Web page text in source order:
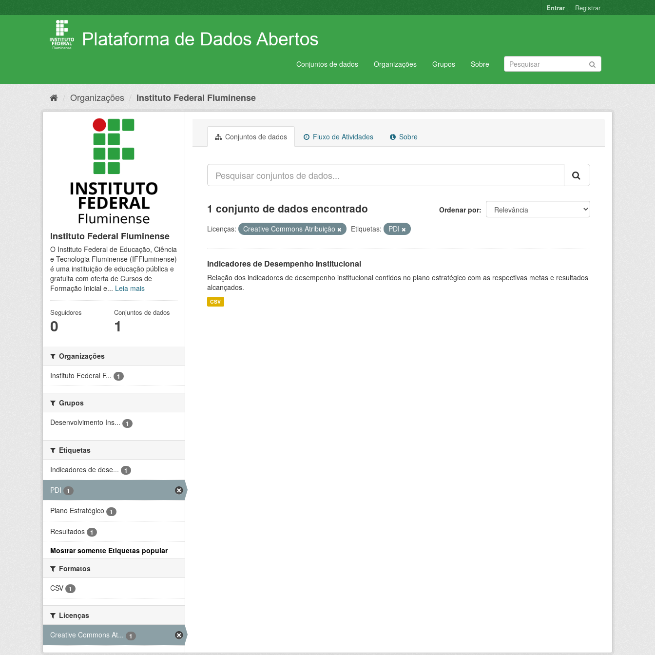
para
Entrar Registrar
Conjuntos de dados Organizações Grupos Sobre
Organizações Instituto Federal Fluminense
Instituto Federal Fluminense
O Instituto Federal de Educação, Ciência
e Tecnologia Fluminense (IFFluminense)
é uma instituição de educação pública e
gratuita com oferta de Cursos de
Formação Inicial e... Leia mais
Seguidores
0
Conjuntos de dados
1
Organizações
Instituto Federal F...
1
Grupos
Desenvolvimento Ins...
1
Etiquetas
Indicadores de dese...
1
PDI 1
Plano Estratégico 1
Resultados 1
Mostrar somente Etiquetas popular
Formatos
CSV
1
Licenças
Creative Commons At...
1
Conjuntos de dados Fluxo de Atividades Sobre
Ordenar por
1 conjunto de dados encontrado
Licenças: Creative Commons Atribuição Etiquetas: PDI
Indicadores de Desempenho Institucional
Relação dos indicadores de desempenho institucional contidos no plano estratégico com as respectivas metas e resultados
alcançados.
CSV